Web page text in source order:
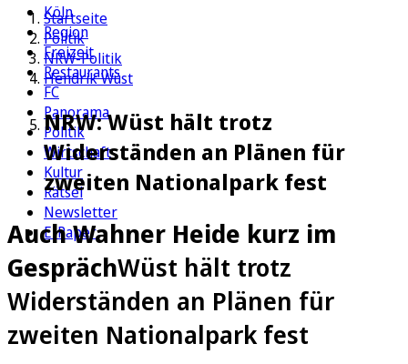
Köln
Region
Freizeit
Restaurants
FC
Panorama
Politik
Wirtschaft
Kultur
Rätsel
Newsletter
E-Paper
Startseite
Politik
NRW-Politik
Hendrik Wüst
NRW: Wüst hält trotz
Widerständen an Plänen für
zweiten Nationalpark fest
Auch Wahner Heide kurz im
GesprächWüst hält trotz
Widerständen an Plänen für
zweiten Nationalpark fest